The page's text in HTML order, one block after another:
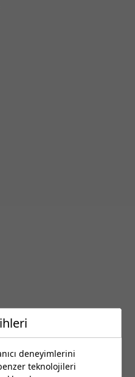
deneyimlerini
teknolojileri
Firmaları